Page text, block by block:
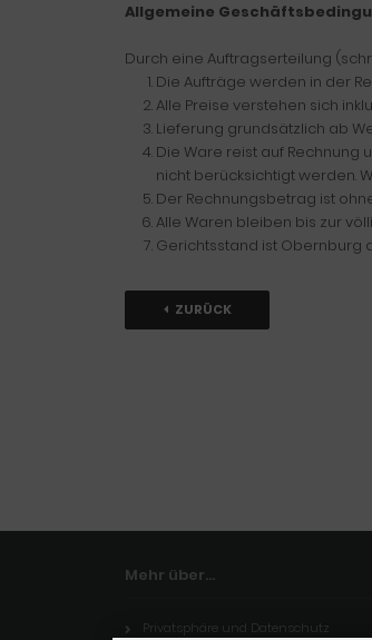
Allgemeine
Durch eine Auftragserteilung
Die Aufträge werden in der
Alle Preise verstehen sich
Lieferung grundsätzlich ab
Die Ware reist auf
nicht berücksichtigt werden.
Der Rechnungsbetrag ist
Alle Waren bleiben bis zur
Gerichtsstand ist Obernburg
ZURÜCK
Mehr über...
Privatsphäre und Datenschutz